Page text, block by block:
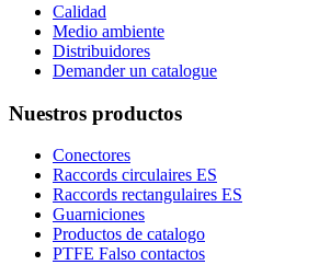
Calidad
Medio ambiente
Distribuidores
Demander un catalogue
Nuestros productos
Conectores
Raccords circulaires ES
Raccords rectangulaires ES
Guarniciones
Productos de catalogo
PTFE Falso contactos